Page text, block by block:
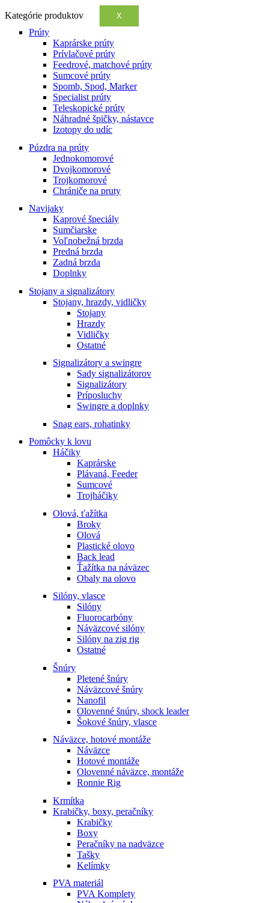
Kategórie produktov X
Prúty
Kaprárske prúty
Prívlačové prúty
Feedrové, matchové prúty
Sumcové prúty
Spomb, Spod, Marker
Specialist prúty
Teleskopické prúty
Náhradné špičky, nástavce
Izotopy do udíc
Púzdra na prúty
Jednokomorové
Dvojkomorové
Trojkomorové
Chrániče na pruty
Navijaky
Kaprové špeciály
Sumčiarske
Voľnobežná brzda
Predná brzda
Zadná brzda
Doplnky
Stojany a signalizátory
Stojany, hrazdy, vidličky
Stojany
Hrazdy
Vidličky
Ostatné
Signalizátory a swingre
Sady signalizátorov
Signalizátory
Príposluchy
Swingre a doplnky
Snag ears, rohatinky
Pomôcky k lovu
Háčiky
Kaprárske
Plávaná, Feeder
Sumcové
Trojháčiky
Olová, ťažítka
Broky
Olová
Plastické olovo
Back lead
Ťažítka na náväzec
Obaly na olovo
Silóny, vlasce
Silóny
Fluorocarbóny
Náväzcové silóny
Silóny na zig rig
Ostatné
Šnúry
Pletené šnúry
Náväzcové šnúry
Nanofil
Olovenné šnúry, shock leader
Šokové šnúry, vlasce
Náväzce, hotové montáže
Náväzce
Hotové montáže
Olovenné náväzce, montáže
Ronnie Rig
Krmítka
Krabičky, boxy, peračníky
Krabičky
Boxy
Peračníky na nadväzce
Tašky
Kelímky
PVA materiál
PVA Komplety